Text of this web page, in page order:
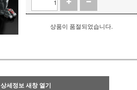
상품이 품절되었습니다.
상세정보 새창 열기